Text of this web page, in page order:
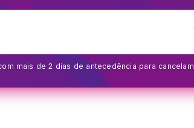
mais de 2 dias de antecedência para